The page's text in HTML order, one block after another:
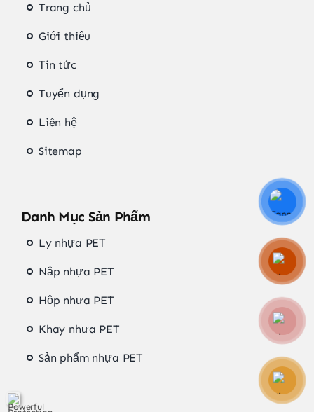
Trang chủ
Giới thiệu
Tin tức
Tuyển dụng
Liên hệ
Sitemap
Danh Mục Sản Phẩm
Ly nhựa PET
Nắp nhựa PET
Hộp nhựa PET
Khay nhựa PET
Sản phẩm nhựa PET